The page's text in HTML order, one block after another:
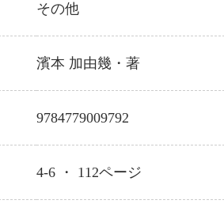
その他
濱本 加由幾 ・著
9784779009792
4-6 ・ 112ページ